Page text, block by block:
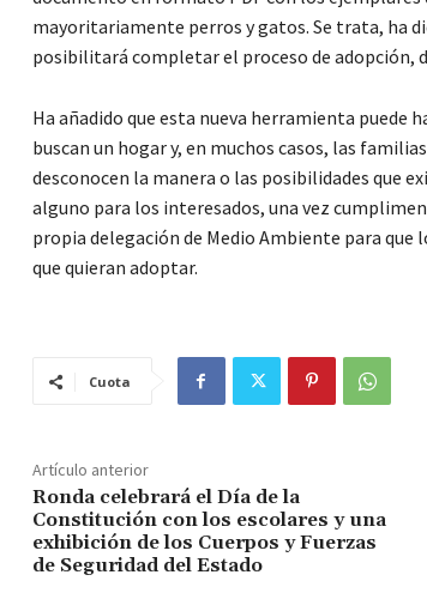
mayoritariamente perros y gatos. Se trata, ha
posibilitará completar el proceso de adopción,
Ha añadido que esta nueva herramienta puede
buscan un hogar y, en muchos casos, las
desconocen la manera o las posibilidades que
alguno para los interesados, una vez
propia delegación de Medio Ambiente para
que quieran adoptar.
Cuota
Artículo anterior
Ronda celebrará el Día de la
Constitución con los escolares y una
exhibición de los Cuerpos y Fuerzas
de Seguridad del Estado